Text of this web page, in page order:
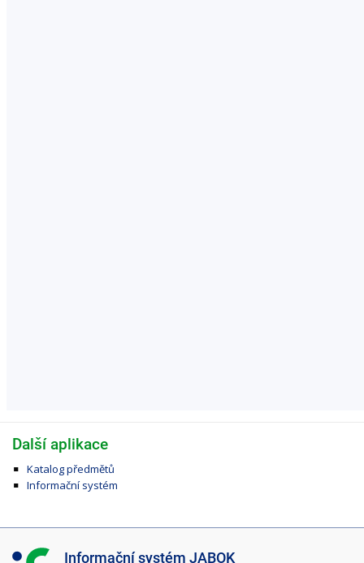
Další aplikace
Katalog předmětů
Informační systém
I Informační systém JABOK